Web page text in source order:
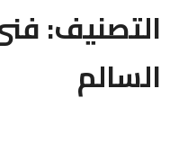
التصنيف:
السالم